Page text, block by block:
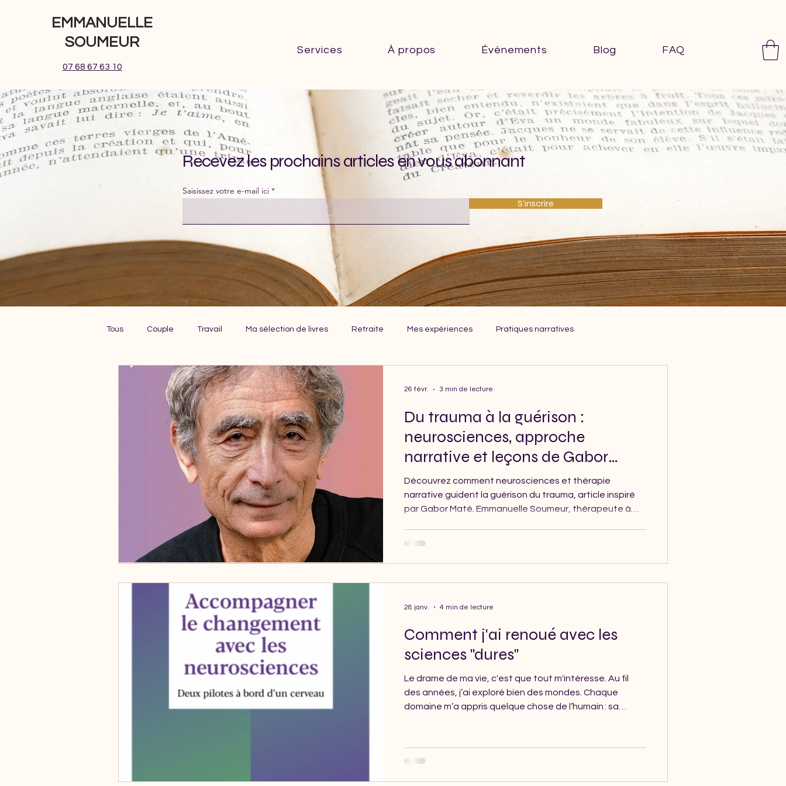
EMMANUELLE
SOUMEUR
07 68 67 63 10
Services À propos Événements Blog FAQ
Recevez les prochains articles en vous abonnant
Saisissez votre e-mail ici
S'inscrire
Tous Couple Travail Ma sélection de livres Retraite Mes expériences Pratiques narratives
Du trauma à la guérison :
neurosciences, approche
narrative et leçons de Gabor
Maté
Découvrez comment neurosciences et thérapie
narrative guident la guérison du trauma, article inspiré
par Gabor Maté. Emmanuelle Soumeur, thérapeute à
26 févr. 3 min de lecture
Comment j'ai renoué avec les
sciences "dures"
Le drame de ma vie, c'est que tout m'intéresse. Au fil
des années, j’ai exploré bien des mondes. Chaque
domaine m’a appris quelque chose de l’humain : sa
m’était resté fermé depuis le lycée : les sciences dites
« dures ». Jusqu’à ma rencontre avec Anne-Laure
28 janv. 4 min de lecture